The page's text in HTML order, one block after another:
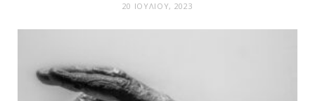
20 ΙΟΥΛΊΟΥ, 2023